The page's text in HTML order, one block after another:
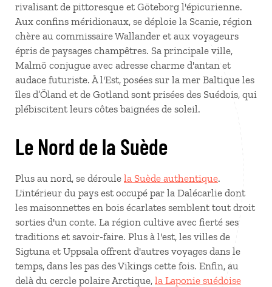
rivalisant de pittoresque et Göteborg l'épicurienne.
Aux confins méridionaux, se déploie la Scanie, région
chère au commissaire Wallander et aux voyageurs
épris de paysages champêtres. Sa principale ville,
Malmö conjugue avec adresse charme d'antan et
audace futuriste. À l'Est, posées sur la mer Baltique les
îles d’Öland et de Gotland sont prisées des Suédois, qui
plébiscitent leurs côtes baignées de soleil.
Le Nord de la Suède
Plus au nord, se déroule la Suède authentique.
L'intérieur du pays est occupé par la Dalécarlie dont
les maisonnettes en bois écarlates semblent tout droit
sorties d'un conte. La région cultive avec fierté ses
traditions et savoir-faire. Plus à l'est, les villes de
Sigtuna et Uppsala offrent d'autres voyages dans le
temps, dans les pas des Vikings cette fois. Enfin, au
delà du cercle polaire Arctique, la Laponie suédoise